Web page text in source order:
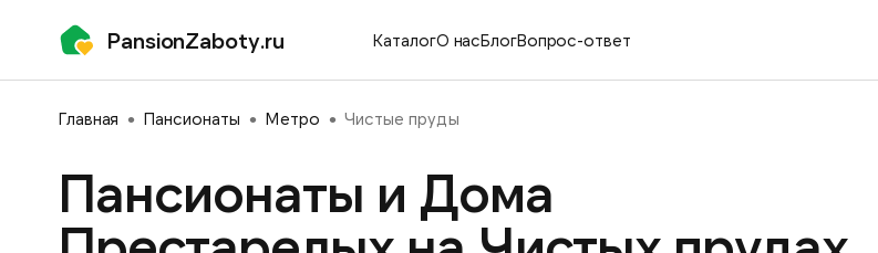
PansionZaboty.ru КаталогО насБлогВопрос-ответ
Главная Пансионаты Метро Чистые пруды
Пансионаты и Дома